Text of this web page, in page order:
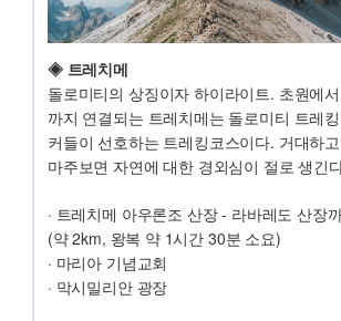
◈ 트레치메
돌로미티의 상징이자 하이라이트. 초원에
까지 연결되는 트레치메는 돌로미티 트레
커들이 선호하는 트레킹코스이다. 거대하
마주보면 자연에 대한 경외심이 절로 생긴
· 트레치메 아우론조 산장 - 라바레도 산장
(약 2km, 왕복 약 1시간 30분 소요)
· 마리아 기념교회
· 막시밀리안 광장